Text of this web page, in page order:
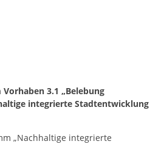
3.1 „Belebung
integrierte Stadtentwicklung
„Nachhaltige integrierte